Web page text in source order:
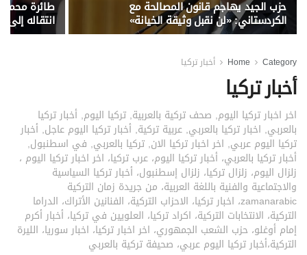
حزب الجيد يهاجم قانون المصالحة مع
الكردستاني: «لن نقبل وثيقة الخيانة»
طائرة
انتقاله إلى
Home Category أخبار تركيا
أخبار تركيا
اخر اخبار تركيا اليوم, صحف تركية بالعربية, تركيا اليوم, أخبار تركيا
بالعربي, اخبار تركيا بالعربي, عربية تركية, أخبار تركيا اليوم عاجل, أخبار
تركيا اليوم عربي, اخر اخبار تركيا الان, تركيا بالعربي, في اسطنبول,
أخبار تركيا بالعربي، أخبار تركيا اليوم، عرب تركيا، اخر اخبار تركيا اليوم ،
زلزال اليوم، زلزال تركيا، زلزال إسطنبول، أخبار تركيا السياسية
والاجتماعية والفنية باللغة العربية، من جريدة زمان التركية
zamanarabic، اخبار تركيا، الاحزاب التركية، الفنانين الأتراك، الدراما
التركية، الانتخابات التركية، اكراد تركيا، العلويين في تركيا، أخبار أكرم
إمام أوغلو، حزب الشعب الجمهوري، اخر اخبار تركيا، اخبار سوريا، الليرة
التركية،أخبار تركيا اليوم عربي، صحيفة تركية بالعربي